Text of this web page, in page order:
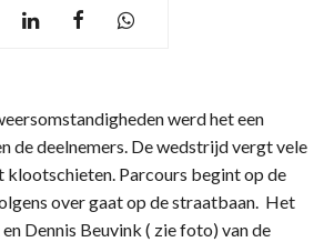
werd het een
de deelnemers. De wedstrijd vergt vele
klootschieten. Parcours begint op de
over gaat op de straatbaan. Het
Dennis Beuvink ( zie foto) van de